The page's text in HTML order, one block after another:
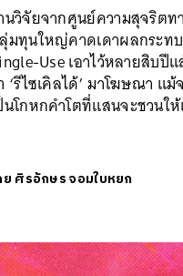
นวิจัยจากศูนย์ความสุจริตท
มทุนใหญ่คาดเดาผลกระท
Use เอาไว้หลายสิบปี
‘รีไซเคิลได้’ มาโฆษณา แ
นโกหกคำโตที่แสนจะชวนใ
ย ศิรอักษร จอมใบหยก